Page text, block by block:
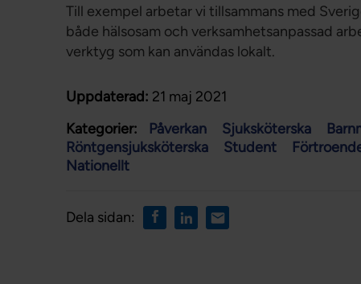
Till exempel arbetar vi tillsammans med
både hälsosam och verksamhetsanpassad
verktyg som kan användas lokalt.
Uppdaterad: 21 maj 2021
Kategorier:
Påverkan Sjuksköterska
Röntgensjuksköterska
Student
Nationellt
Dela sidan: